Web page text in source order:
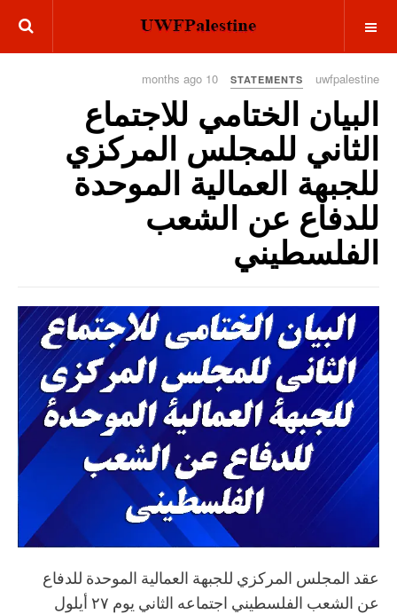
uwfpalestine
STATEMENTS
10 months ago
البيان الختامي للاجتماع
الثاني للمجلس المركزي
للجبهة العمالية الموحدة
للدفاع عن الشعب
الفلسطيني
عقد المجلس المركزي للجبهة العمالية الموحدة للدفاع
عن الشعب الفلسطيني اجتماعه الثاني يوم ٢٧ أيلول